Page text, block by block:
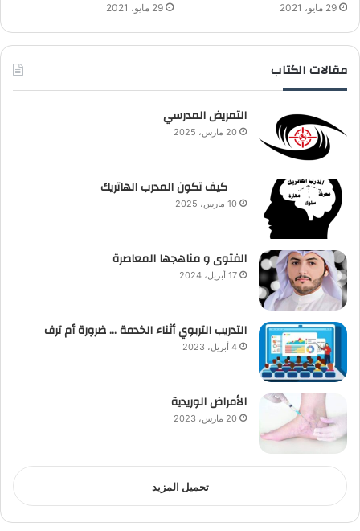
29 مايو، 2021 29 مايو، 2021
مقالات الكتاب
التمريض المدرسي
20 مارس، 2025
كيف تكون المدرب الهاتريك
10 مارس، 2025
الفتوى و مناهجها المعاصرة
17 أبريل، 2024
التدريب التربوي أثناء الخدمة … ضرورة أم ترف
4 أبريل، 2023
الأمراض الوريدية
20 مارس، 2023
تحميل المزيد